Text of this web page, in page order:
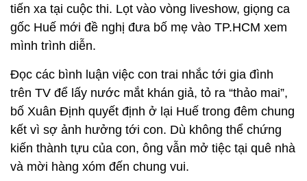
tiến xa tại cuộc thi. Lọt vào vòng liveshow, giọng ca
gốc Huế mới đề nghị đưa bố mẹ vào TP.HCM xem
mình trình diễn.
Đọc các bình luận việc con trai nhắc tới gia đình
trên TV để lấy nước mắt khán giả, tỏ ra “thảo mai”,
bố Xuân Định quyết định ở lại Huế trong đêm chung
kết vì sợ ảnh hưởng tới con. Dù không thể chứng
kiến thành tựu của con, ông vẫn mở tiệc tại quê nhà
và mời hàng xóm đến chung vui.